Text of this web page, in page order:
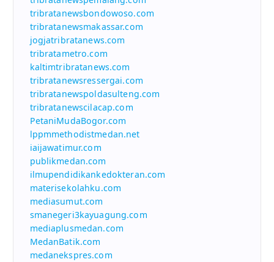
tribratanewsbondowoso.com
tribratanewsmakassar.com
jogjatribratanews.com
tribratametro.com
kaltimtribratanews.com
tribratanewsressergai.com
tribratanewspoldasulteng.com
tribratanewscilacap.com
PetaniMudaBogor.com
lppmmethodistmedan.net
iaijawatimur.com
publikmedan.com
ilmupendidikankedokteran.com
materisekolahku.com
mediasumut.com
smanegeri3kayuagung.com
mediaplusmedan.com
MedanBatik.com
medanekspres.com